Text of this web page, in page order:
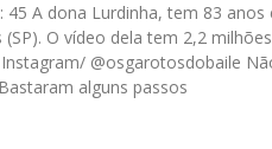
A dona Lurdinha, tem 83 anos
O vídeo dela tem 2,2
@osgarotosdobaile
alguns passos